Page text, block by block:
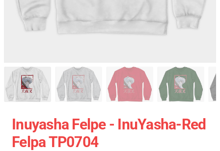
Inuyasha Felpe - InuYasha-Red
Felpa TP0704